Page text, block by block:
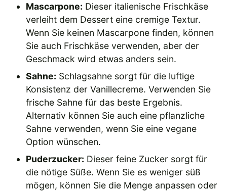
Mascarpone: Dieser italienische Frischkäse
verleiht dem Dessert eine cremige Textur.
Wenn Sie keinen Mascarpone finden, können
Sie auch Frischkäse verwenden, aber der
Geschmack wird etwas anders sein.
Sahne: Schlagsahne sorgt für die luftige
Konsistenz der Vanillecreme. Verwenden Sie
frische Sahne für das beste Ergebnis.
Alternativ können Sie auch eine pflanzliche
Sahne verwenden, wenn Sie eine vegane
Option wünschen.
Puderzucker: Dieser feine Zucker sorgt für
die nötige Süße. Wenn Sie es weniger süß
mögen, können Sie die Menge anpassen oder